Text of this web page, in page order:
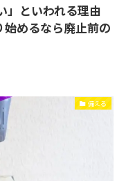
」といわれる理由
めるなら廃止前の
備える